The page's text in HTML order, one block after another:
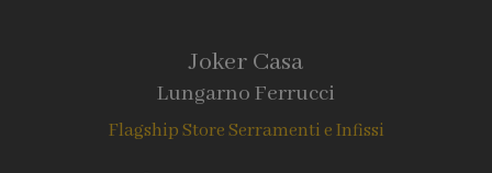
Joker Casa
Lungarno Ferrucci
Flagship Store Serramenti e Infissi